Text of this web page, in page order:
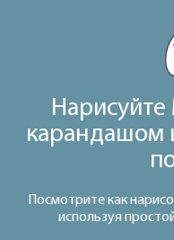
карандашом
Посмотрите как
используя